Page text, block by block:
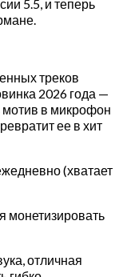
5.5, и теперь
треков
2026 года —
мотив в микрофон
ее в хит
(хватает
монетизировать
отличная